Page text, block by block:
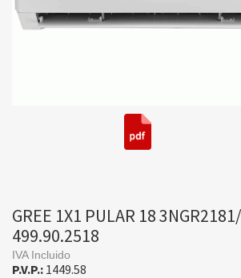
GREE 1X1 PULAR 18
499.90.2518
IVA Incluido
P.V.P.: 1449.58